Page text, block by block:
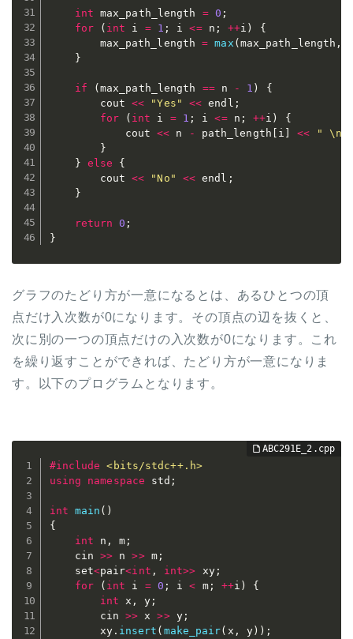
int max_path_length = 0 ;
for
( int i = 1 ; i <= n ; ++i )
{
		max_path_length
= max ( max_path_length ,
}
if ( max_path_length == n - 1 )
{
		cout
<< "Yes" << endl ;
for
( int i = 1 ; i <= n ; ++i )
{
			cout
<< n - path_length i << " \n"
}
} else
{
		cout
<< "No" << endl ;
}
return 0 ;
}
グラフのたどり方が一意になるとは、あるひとつの頂
点だけ入次数が0になります。その頂点の辺を抜くと、
次に別の一つの頂点だけの入次数が0になります。これ
を繰り返すことができれば、たどり方が一意になりま
す。以下のプログラムとなります。
#include
<bits/stdc++.h>
using
namespace std ;
int main ( )
{
int n , m ;
	cin
>> n >> m;
	set
<pair<int , int>> xy;
for
( int i = 0 ; i < m; ++i )
{
int x , y ;
		cin
>> x >> y;
		xy
. insert ( make_pair( x , y) ) ;